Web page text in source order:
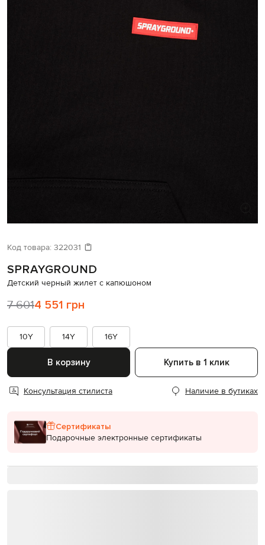
Код товара: 322031
SPRAYGROUND
Детский черный жилет с капюшоном
7 6014 551 грн
10Y 14Y 16Y
В корзину Купить в 1 клик
Консультация стилиста Наличие в бутиках
Сертификаты
Подарочные электронные сертификаты